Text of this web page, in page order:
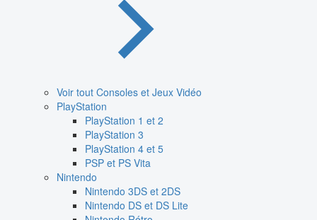
Voir tout Consoles et Jeux Vidéo
PlayStation
PlayStation 1 et 2
PlayStation 3
PlayStation 4 et 5
PSP et PS Vita
Nintendo
Nintendo 3DS et 2DS
Nintendo DS et DS Lite